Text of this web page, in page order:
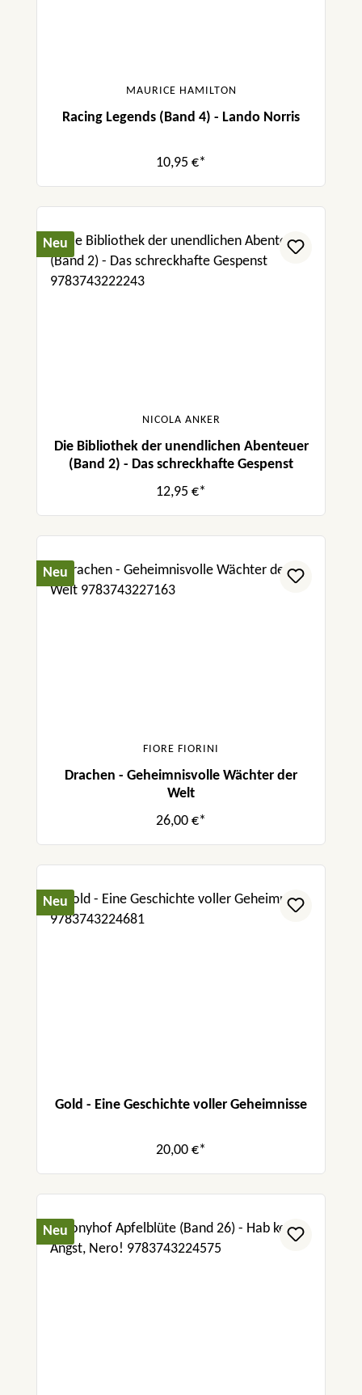
MAURICE HAMILTON
Racing Legends (Band 4) - Lando Norris
10,95 €*
Neu
NICOLA ANKER
Die Bibliothek der unendlichen Abenteuer
(Band 2) - Das schreckhafte Gespenst
12,95 €*
Neu
FIORE FIORINI
Drachen - Geheimnisvolle Wächter der
Welt
26,00 €*
Neu
Gold - Eine Geschichte voller Geheimnisse
20,00 €*
Neu